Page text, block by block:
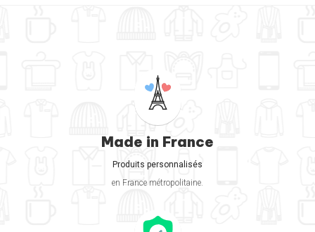
Made in France
Produits personnalisés
en France métropolitaine.